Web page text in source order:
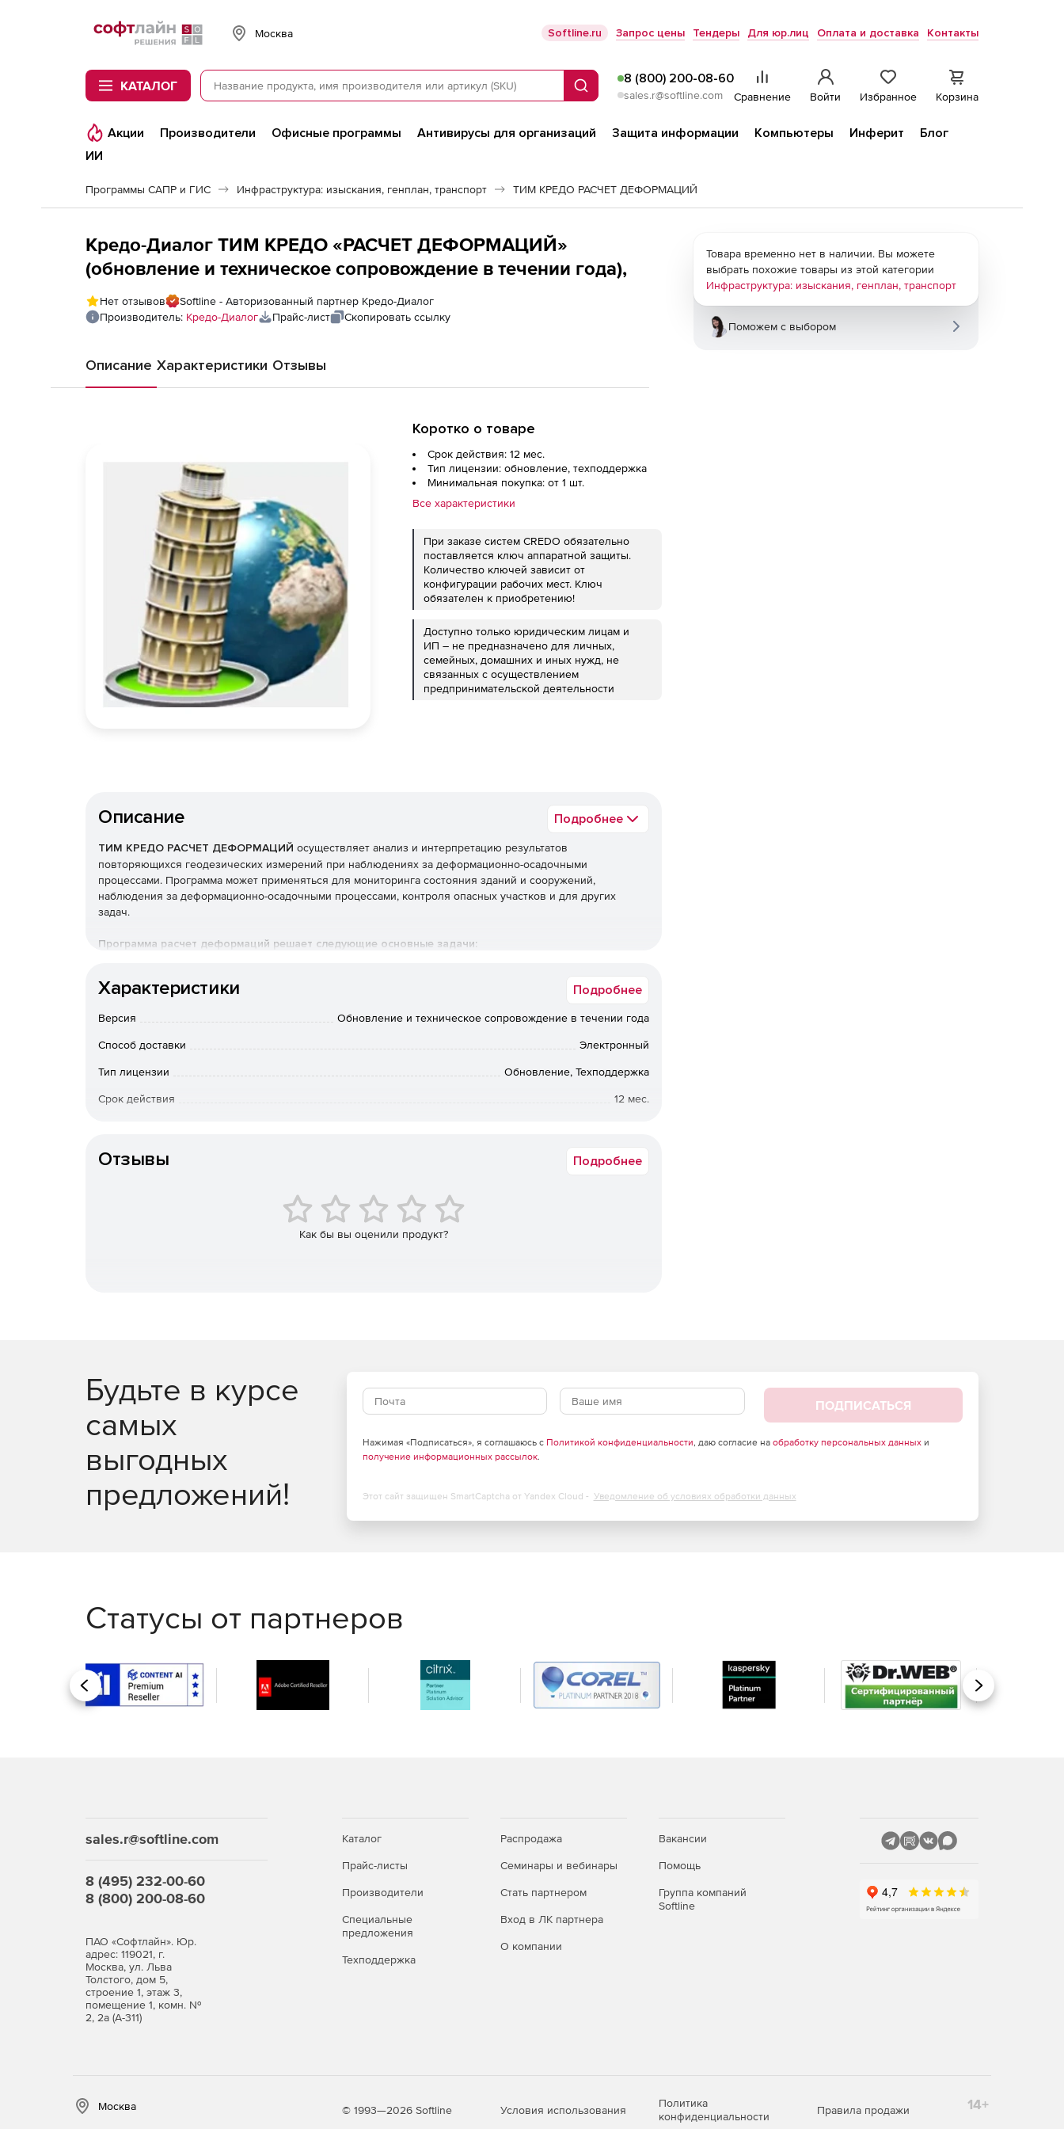
Softline
Москва Softline.ru Запрос цены Тендеры Для юр.лиц Оплата и доставка Контакты
КАТАЛОГ Поиск
8 (800) 200-08-60
sales.r@softline.com Сравнение Войти Избранное Корзина
Акции Производители Офисные программы Антивирусы для организаций Защита информации Компьютеры Инферит
Блог
ИИ
Программы САПР и ГИС Инфраструктура: изыскания, генплан, транспорт ТИМ КРЕДО РАСЧЕТ ДЕФОРМАЦИЙ
Кредо-Диалог ТИМ КРЕДО «РАСЧЕТ ДЕФОРМАЦИЙ»
(обновление и техническое сопровождение в течении года),
Нет отзывов
Softline - Авторизованный партнер Кредо-Диалог
Производитель: Кредо-Диалог Прайс-лист Скопировать ссылку
Описание Характеристики Отзывы
Коротко о товаре
Срок действия: 12 мес.
Тип лицензии: обновление, техподдержка
Минимальная покупка: от 1 шт.
Все характеристики
При заказе систем CREDO обязательно
поставляется ключ аппаратной защиты.
Количество ключей зависит от
конфигурации рабочих мест. Ключ
обязателен к приобретению!
Доступно только юридическим лицам и
ИП – не предназначено для личных,
семейных, домашних и иных нужд, не
связанных с осуществлением
предпринимательской деятельности
Описание Подробнее
ТИМ КРЕДО РАСЧЕТ ДЕФОРМАЦИЙ осуществляет анализ и интерпретацию результатов
повторяющихся геодезических измерений при наблюдениях за деформационно-осадочными
процессами. Программа может применяться для мониторинга состояния зданий и сооружений,
наблюдения за деформационно-осадочными процессами, контроля опасных участков и для других
задач.
Программа расчет деформаций решает следующие основные задачи:
пунктов.
Анализ результатов циклов наблюдений за смещением деформационно-осадочных марок.
совместно с геодезическими наблюдениями деформаций и осадок.
Расчет кривизны деформационной поверхности.
Привычный для пользователей ТИМ КРЕДО ДАТ и НИВЕЛИР интерфейс.
Широкий набор форматов входных данных, возможность настраиваемого импорта в
Характеристики Подробнее
Версия Обновление и техническое сопровождение в течении года
Способ доставки Электронный
Тип лицензии Обновление, Техподдержка
Срок действия 12 мес.
Отзывы Подробнее
Как бы вы оценили продукт?
Товара временно нет в наличии. Вы можете
выбрать похожие товары из этой категории
Инфраструктура: изыскания, генплан, транспорт
Поможем с выбором
Будьте в курсе
самых
выгодных
предложений!
ПОДПИСАТЬСЯ
Нажимая «Подписаться», я соглашаюсь с Политикой конфиденциальности, даю согласие на обработку персональных данныхи
получение информационных рассылок.
Этот сайт защищен SmartCaptcha от Yandex Cloud - Уведомление об условиях обработки данных
Статусы от партнеров
Назад Вперед
sales.r@softline.com
8 (495) 232-00-60
8 (800) 200-08-60
ПАО «Софтлайн». Юр.
адрес: 119021, г.
Москва, ул. Льва
Толстого, дом 5,
строение 1, этаж 3,
помещение 1, комн. №
2, 2а (А-311)
Каталог
Прайс-листы
Производители
Специальные
предложения
Техподдержка
Распродажа
Семинары и вебинары
Стать партнером
Вход в ЛК партнера
О компании
Вакансии
Помощь
Группа компаний
Softline
Москва © 1993—2026 Softline Условия использования
Политика
конфиденциальности
Правила продажи 14+